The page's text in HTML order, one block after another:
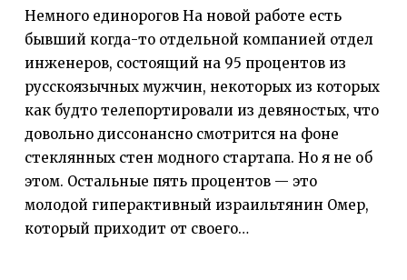
Немного единорогов На новой работе есть
бывший когда-то отдельной компанией отдел
инженеров, состоящий на 95 процентов из
русскоязычных мужчин, некоторых из которых
как будто телепортировали из девяностых, что
довольно диссонансно смотрится на фоне
стеклянных стен модного стартапа. Но я не об
этом. Остальные пять процентов — это
молодой гиперактивный израильтянин Омер,
который приходит от своего…